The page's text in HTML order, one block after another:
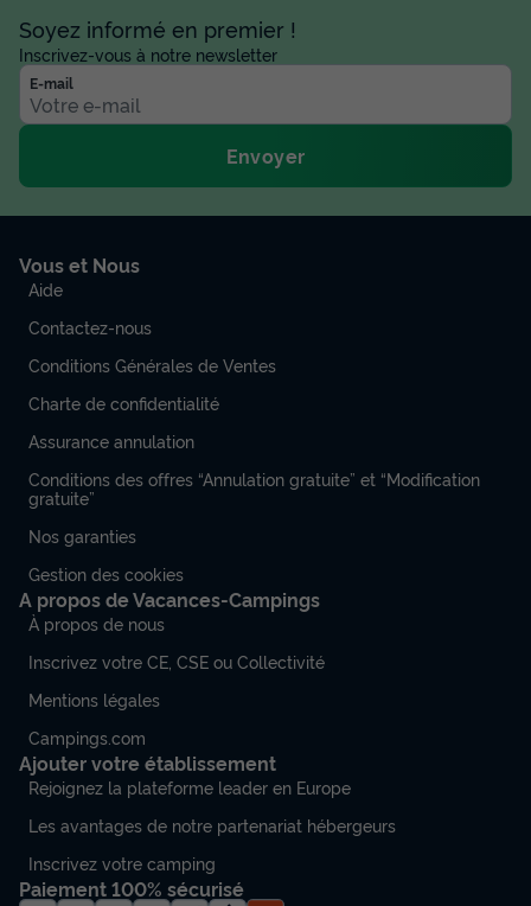
Soyez informé en premier !
Inscrivez-vous à notre newsletter
E-mail
Envoyer
Vous et Nous
Aide
Contactez-nous
Conditions Générales de Ventes
Charte de confidentialité
Assurance annulation
Conditions des offres “Annulation gratuite” et “Modification
gratuite”
Nos garanties
Gestion des cookies
A propos de Vacances-Campings
À propos de nous
Inscrivez votre CE, CSE ou Collectivité
Mentions légales
Campings.com
Ajouter votre établissement
Rejoignez la plateforme leader en Europe
Les avantages de notre partenariat hébergeurs
Inscrivez votre camping
Paiement 100% sécurisé